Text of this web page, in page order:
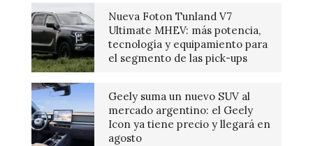
Nueva Foton Tunland V7
Ultimate MHEV: más potencia,
tecnología y equipamiento para
el segmento de las pick-ups
Geely suma un nuevo SUV al
mercado argentino: el Geely
Icon ya tiene precio y llegará en
agosto